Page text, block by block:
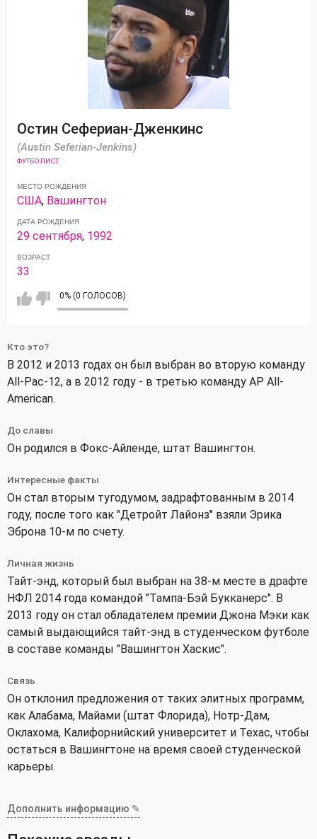
Остин Сефериан-Дженкинс
(Austin Seferian-Jenkins)
ФУТБОЛИСТ
МЕСТО РОЖДЕНИЯ
США, Вашингтон
ДАТА РОЖДЕНИЯ
29 сентября, 1992
ВОЗРАСТ
33
0% (0 ГОЛОСОВ)
Кто это?
В 2012 и 2013 годах он был выбран во вторую команду
All-Pac-12, а в 2012 году - в третью команду AP All-
American.
До славы
Он родился в Фокс-Айленде, штат Вашингтон.
Интересные факты
Он стал вторым тугодумом, задрафтованным в 2014
году, после того как "Детройт Лайонз" взяли Эрика
Эброна 10-м по счету.
Личная жизнь
Тайт-энд, который был выбран на 38-м месте в драфте
НФЛ 2014 года командой "Тампа-Бэй Букканерс". В
2013 году он стал обладателем премии Джона Мэки как
самый выдающийся тайт-энд в студенческом футболе
в составе команды "Вашингтон Хаскис".
Связь
Он отклонил предложения от таких элитных программ,
как Алабама, Майами (штат Флорида), Нотр-Дам,
Оклахома, Калифорнийский университет и Техас, чтобы
остаться в Вашингтоне на время своей студенческой
карьеры.
Дополнить информацию ✎